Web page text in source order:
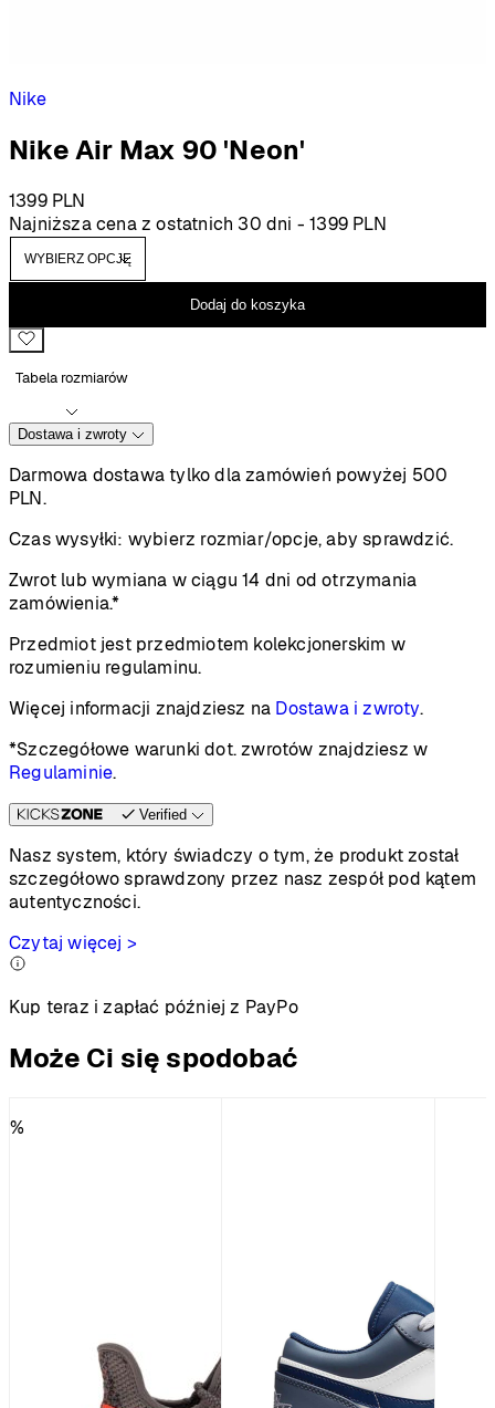
Nike
Nike Air Max 90 'Neon'
1399 PLN
Najniższa cena z ostatnich 30 dni -1399 PLN
Dodaj do koszyka
Tabela rozmiarów
Dostawa i zwroty
Darmowa dostawa tylko dla zamówień powyżej 500
PLN.
Czas wysyłki: wybierz rozmiar/opcje, aby sprawdzić.
Zwrot lub wymiana w ciągu 14 dni od otrzymania
zamówienia.*
Przedmiot jest przedmiotem kolekcjonerskim w
rozumieniu regulaminu.
Więcej informacji znajdziesz na Dostawa i zwroty.
*Szczegółowe warunki dot. zwrotów znajdziesz w
Regulaminie.
Verified
Nasz system, który świadczy o tym, że produkt został
szczegółowo sprawdzony przez nasz zespół pod kątem
autentyczności.
Czytaj więcej >
Kup teraz i zapłać później z PayPo
Może Ci się spodobać